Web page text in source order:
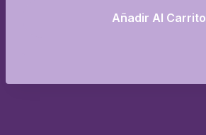
Añadir Al Carrito